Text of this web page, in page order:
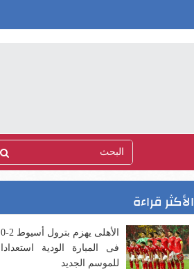
الأكثر قراءة
الأهلى يهزم بترول أسيوط 2-0
فى المبارة الودية استعدادا
للموسم الجديد